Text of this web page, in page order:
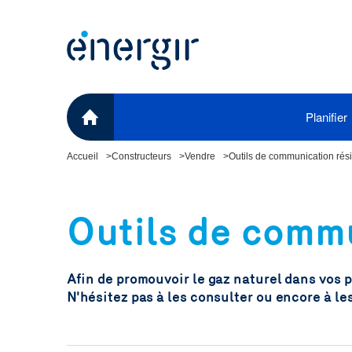
Planifier
votre chantier ? Rien de plus simple.
Accueil Constructeurs Vendre Outils de communication
Outils de
Afin de promouvoir le gaz naturel dans
N'hésitez pas à les consulter ou encore à